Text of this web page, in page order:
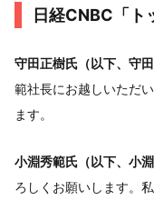
日経CNBC「ト
守田正樹氏（以下、守田
範社長にお越しいただ
ます。
小淵秀範氏（以下、小淵
ろしくお願いします。